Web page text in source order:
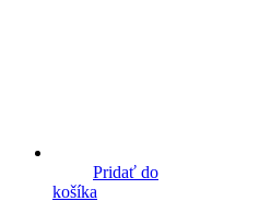
Pridať do
košíka